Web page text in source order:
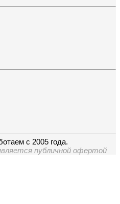
с 2005 года.
публичной офертой